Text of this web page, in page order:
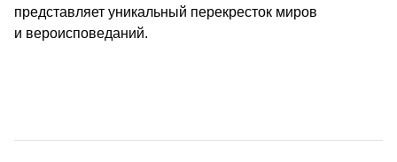
представляет уникальный перекресток миров
и вероисповеданий.